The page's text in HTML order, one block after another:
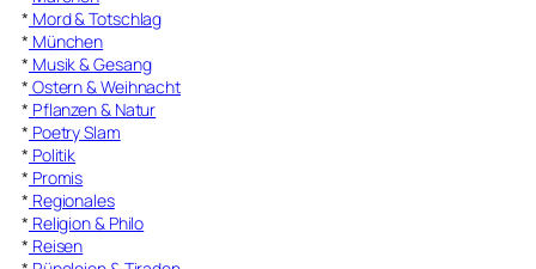
* Mord & Totschlag
* München
* Musik & Gesang
* Ostern & Weihnacht
* Pflanzen & Natur
* Poetry Slam
* Politik
* Promis
* Regionales
* Religion & Philo
* Reisen